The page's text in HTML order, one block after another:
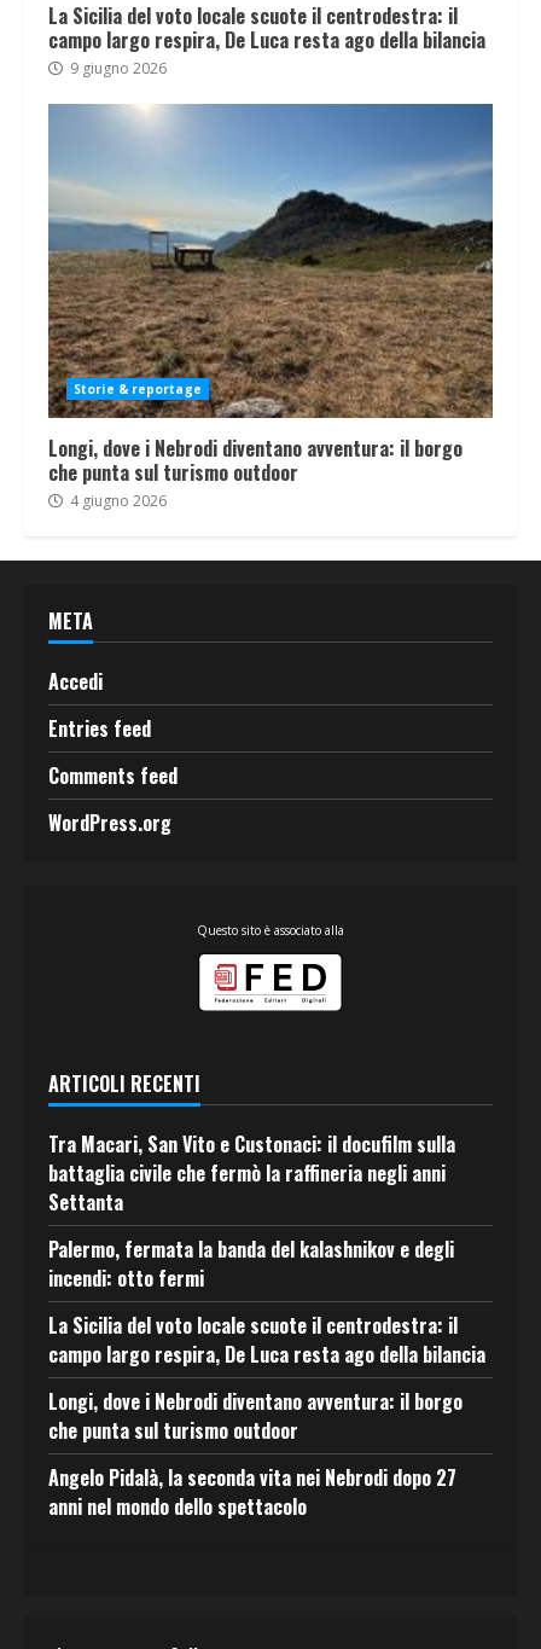
La Sicilia del voto locale scuote il centrodestra: il
campo largo respira, De Luca resta ago della bilancia
9 giugno 2026
Storie & reportage
Longi, dove i Nebrodi diventano avventura: il borgo
che punta sul turismo outdoor
4 giugno 2026
META
Accedi
Entries feed
Comments feed
WordPress.org
Questo sito è associato alla
ARTICOLI RECENTI
Tra Macari, San Vito e Custonaci: il docufilm sulla
battaglia civile che fermò la raffineria negli anni
Settanta
Palermo, fermata la banda del kalashnikov e degli
incendi: otto fermi
La Sicilia del voto locale scuote il centrodestra: il
campo largo respira, De Luca resta ago della bilancia
Longi, dove i Nebrodi diventano avventura: il borgo
che punta sul turismo outdoor
Angelo Pidalà, la seconda vita nei Nebrodi dopo 27
anni nel mondo dello spettacolo